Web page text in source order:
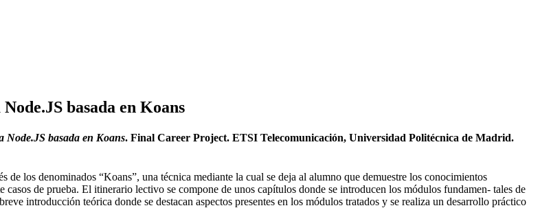
basada en Koans
Node.JS basada en Koans. Final Career Project. ETSI Telecomunicación, Universidad Politécnica de Madrid.
los denominados “Koans”, una técnica mediante la cual se deja al alumno que demuestre los conocimientos
de prueba. El itinerario lectivo se compone de unos capítulos donde se introducen los módulos fundamen- tales de
introducción teórica donde se destacan aspectos presentes en los módulos tratados y se realiza un desarrollo práctico